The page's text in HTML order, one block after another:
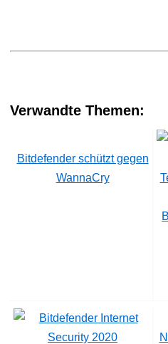
Verwandte Themen:
Bitdefender schützt gegen
WannaCry